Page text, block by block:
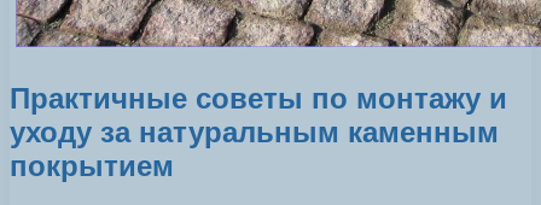
Практичные советы по монтажу и
уходу за натуральным каменным
покрытием